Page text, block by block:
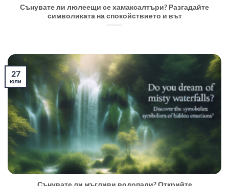
Сънувате ли люлеещи се хамаксалтъри? Разгадайте
символиката на спокойствието и вът
27
юли